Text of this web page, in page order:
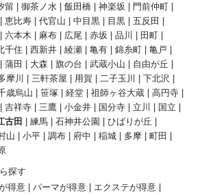
留 御茶ノ水 飯田橋 神楽坂
門前仲町
恵比寿 代官山 中目黒 目黒
五反田
六本木 麻布 広尾 赤坂 品川
田町
千住 西新井 綾瀬 亀有 錦糸町
亀戸
蒲田 大森 旗の台 武蔵小山
自由が丘
摩川 三軒茶屋 用賀 二子玉川
下北沢
歳烏山 笹塚 経堂 祖師ヶ谷大蔵
高円寺
吉祥寺 三鷹 小金井 国分寺 立川
国立
古田 練馬 石神井公園
ひばりが丘
山 小平 調布 府中 稲城 多摩
町田
探す
得意 パーマが得意
エクステが得意